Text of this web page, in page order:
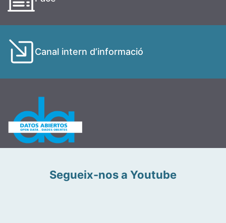
Canal intern d’informació
Segueix-nos a Youtube